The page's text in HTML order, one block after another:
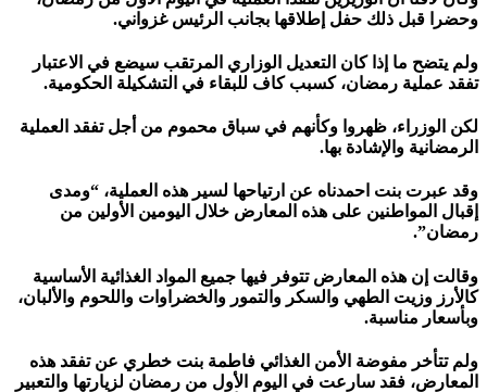
وحضرا قبل ذلك حفل إطلاقها بجانب الرئيس غزواني.
ولم يتضح ما إذا كان التعديل الوزاري المرتقب سيضع في الاعتبار
تفقد عملية رمضان، كسبب كاف للبقاء في التشكيلة الحكومية.
لكن الوزراء، ظهروا وكأنهم في سباق محموم من أجل تفقد العملية
الرمضانية والإشادة بها.
وقد عبرت بنت احمدناه عن ارتياحها لسير هذه العملية، “ومدى
إقبال المواطنين على هذه المعارض خلال اليومين الأولين من
رمضان”.
وقالت إن هذه المعارض تتوفر فيها جميع المواد الغذائية الأساسية
كالأرز وزيت الطهي والسكر والتمور والخضراوات واللحوم والألبان،
وبأسعار مناسبة.
ولم تتأخر مفوضة الأمن الغذائي فاطمة بنت خطري عن تفقد هذه
المعارض، فقد سارعت في اليوم الأول من رمضان لزيارتها والتعبير